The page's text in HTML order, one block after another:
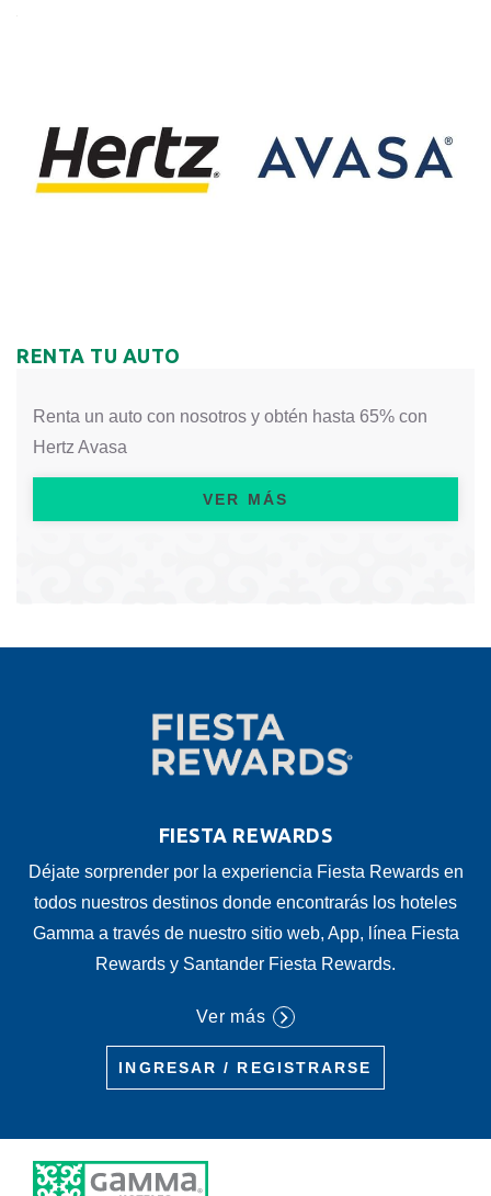
RENTA TU AUTO
Renta un auto con nosotros y obtén hasta 65% con
Hertz Avasa
VER MÁS
FIESTA REWARDS
Déjate sorprender por la experiencia Fiesta Rewards en
todos nuestros destinos donde encontrarás los hoteles
Gamma a través de nuestro sitio web, App, línea Fiesta
Rewards y Santander Fiesta Rewards.
Ver más
INGRESAR / REGISTRARSE